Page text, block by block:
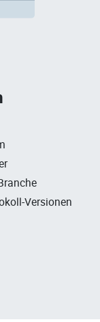
Versionen